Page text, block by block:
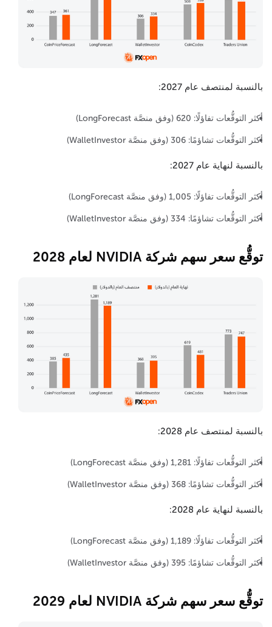
بالنسبة لمنتصف عام 2027:
أكثر التوقُّعات تفاؤلًا: 620 (وفق منصَّة LongForecast)
أكثر التوقُّعات تشاؤمًا: 306 (وفق منصَّة WalletInvestor)
بالنسبة لنهاية عام 2027:
أكثر التوقُّعات تفاؤلًا: 1,005 (وفق منصَّة LongForecast)
أكثر التوقُّعات تشاؤمًا: 334 (وفق منصَّة WalletInvestor)
توقُّع سعر سهم شركة NVIDIA لعام 2028
بالنسبة لمنتصف عام 2028:
أكثر التوقُّعات تفاؤلًا: 1,281 (وفق منصَّة LongForecast)
أكثر التوقُّعات تشاؤمًا: 368 (وفق منصَّة WalletInvestor)
بالنسبة لنهاية عام 2028:
أكثر التوقُّعات تفاؤلًا: 1,189 (وفق منصَّة LongForecast)
أكثر التوقُّعات تشاؤمًا: 395 (وفق منصَّة WalletInvestor)
توقُّع سعر سهم شركة NVIDIA لعام 2029